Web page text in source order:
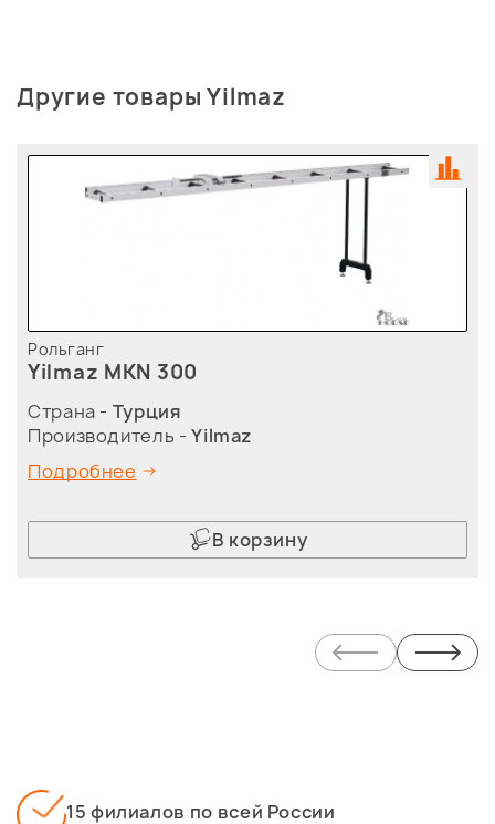
Другие товары Yilmaz
Рольганг
Yilmaz MKN 300
Страна - Турция
Производитель -Yilmaz
Подробнее
В корзину
15 филиалов по всей России